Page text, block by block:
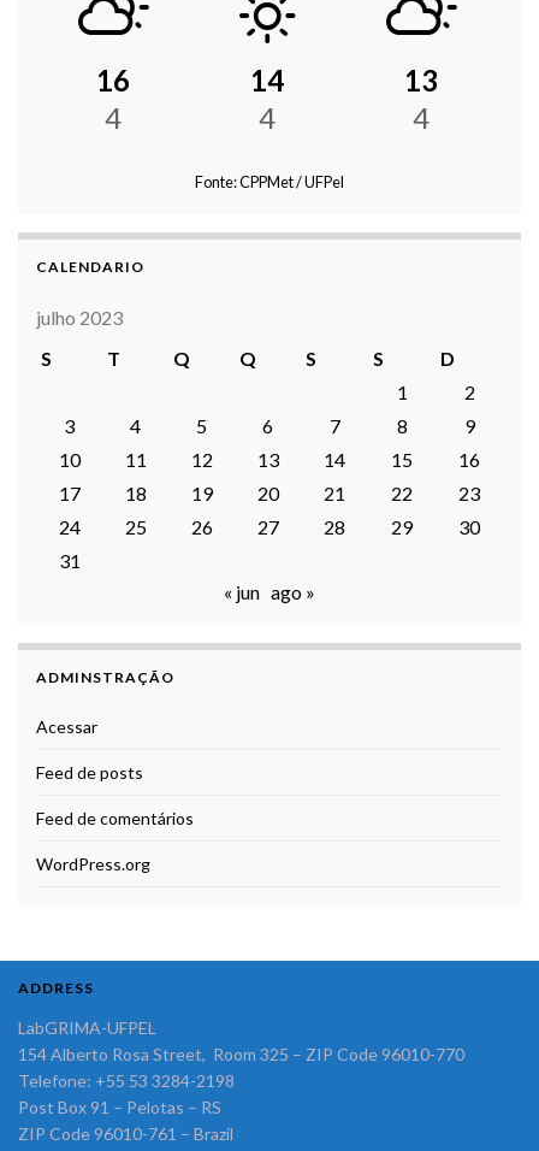
16
4
14
4
13
4
Fonte: CPPMet / UFPel
CALENDARIO
julho 2023
S
T Q Q S S
D
1
2
3
4 5 6 7 8
9
10
11 12 13 14 15
16
17
18 19 20 21 22
23
24
25 26 27 28 29
30
31
« jun ago »
ADMINSTRAÇÃO
Acessar
Feed de posts
Feed de comentários
WordPress.org
ADDRESS
LabGRIMA-UFPEL
154 Alberto Rosa Street, Room 325 – ZIP Code 96010-770
Telefone: +55 53 3284-2198
Post Box 91 – Pelotas – RS
ZIP Code 96010-761 – Brazil